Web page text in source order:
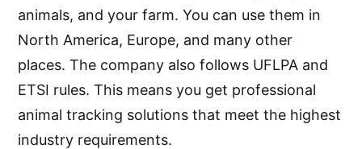
animals, and your farm. You can use them in
North America, Europe, and many other
places. The company also follows UFLPA and
ETSI rules. This means you get professional
animal tracking solutions that meet the highest
industry requirements.